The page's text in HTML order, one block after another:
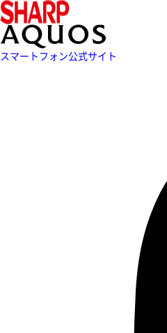
スマートフォン公式サイト